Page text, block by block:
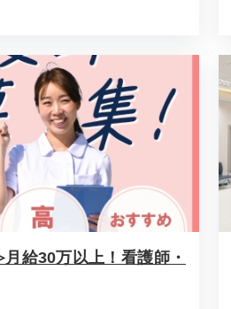
給30万以上！看護師・